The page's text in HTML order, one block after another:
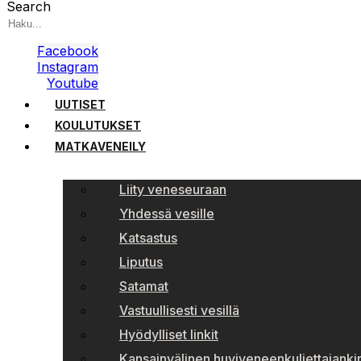
Search
Facebook
Instagram
Youtube
UUTISET
KOULUTUKSET
MATKAVENEILY
Liity veneseuraan
Yhdessä vesille
Katsastus
Liputus
Satamat
Vastuullisesti vesillä
Hyödylliset linkit